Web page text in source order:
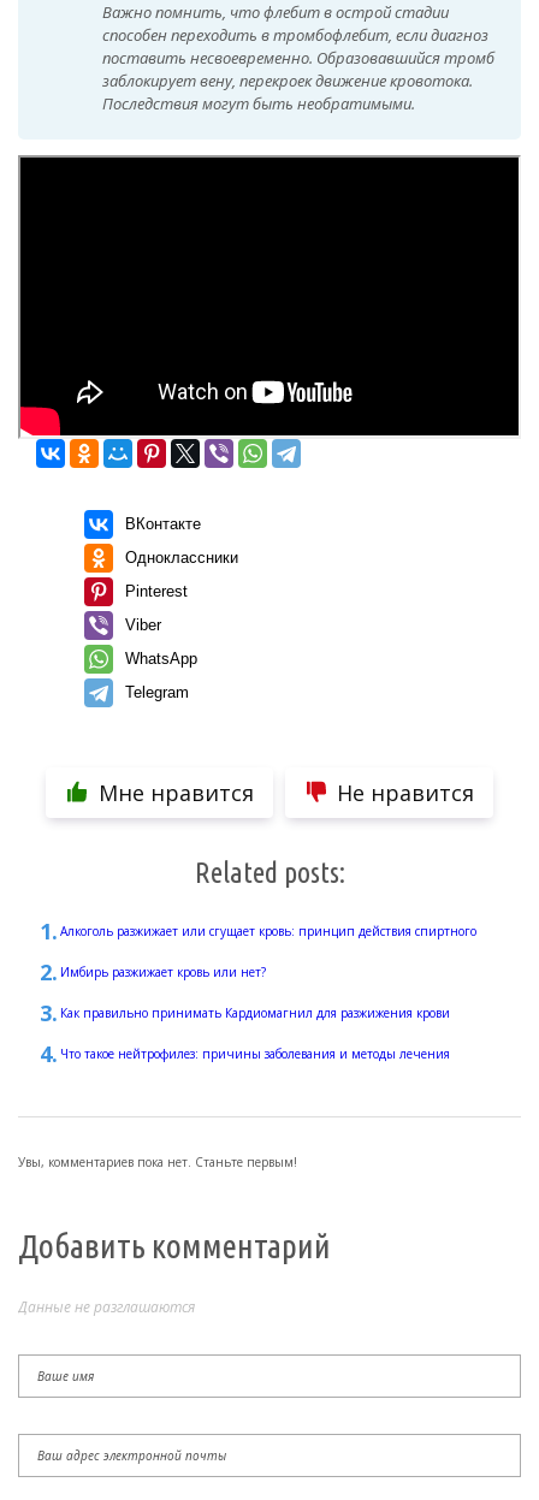
Важно помнить, что флебит в острой стадии
способен переходить в тромбофлебит, если диагноз
поставить несвоевременно. Образовавшийся тромб
заблокирует вену, перекроек движение кровотока.
Последствия могут быть необратимыми.
ВКонтакте
Одноклассники
Pinterest
Viber
WhatsApp
Telegram
Мне нравится Не нравится
Related posts:
Алкоголь разжижает или сгущает кровь: принцип действия спиртного
Имбирь разжижает кровь или нет?
Как правильно принимать Кардиомагнил для разжижения крови
Что такое нейтрофилез: причины заболевания и методы лечения
Увы, комментариев пока нет. Станьте первым!
Добавить комментарий
Данные не разглашаются